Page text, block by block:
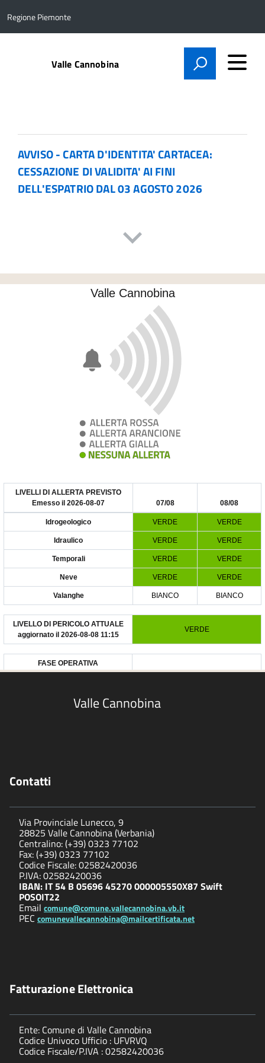
Regione Piemonte
Valle Cannobina
AVVISO - CARTA D'IDENTITA' CARTACEA:
CESSAZIONE DI VALIDITA' AI FINI
DELL'ESPATRIO DAL 03 AGOSTO 2026
Valle Cannobina
Contatti
Via Provinciale Lunecco, 9
28825 Valle Cannobina (Verbania)
Centralino: (+39) 0323 77102
Fax: (+39) 0323 77102
Codice Fiscale: 02582420036
P.IVA: 02582420036
IBAN: IT 54 B 05696 45270 000005550X87 Swift
POSOIT22
Email comune@comune.vallecannobina.vb.it
PEC comunevallecannobina@mailcertificata.net
Fatturazione Elettronica
Ente: Comune di Valle Cannobina
Codice Univoco Ufficio : UFVRVQ
Codice Fiscale/P.IVA : 02582420036